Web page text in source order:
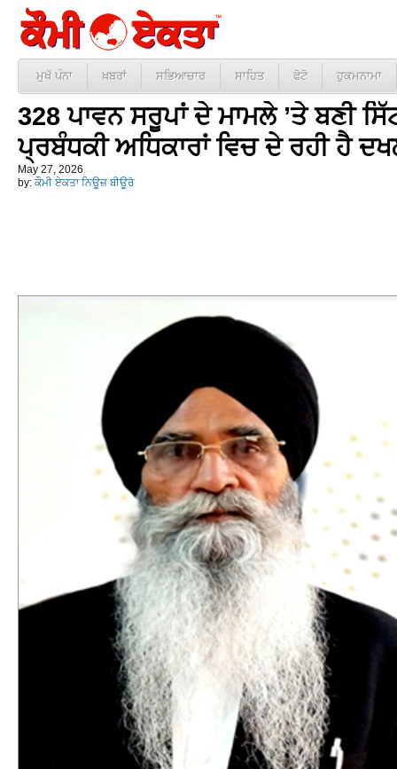
ਮੁਖੱ ਪੰਨਾ ਖ਼ਬਰਾਂ ਸਭਿਆਚਾਰ ਸਾਹਿਤ ਫੋਟੋ ਹੁਕਮਨਾਮਾ
328 ਪਾਵਨ ਸਰੂਪਾਂ ਦੇ ਮਾਮਲੇ ’ਤੇ ਬਣੀ
ਪ੍ਰਬੰਧਕੀ ਅਧਿਕਾਰਾਂ ਵਿਚ ਦੇ ਰਹੀ ਹੈ
May 27, 2026
by: ਕੌਮੀ ਏਕਤਾ ਨਿਊਜ਼ ਬੀਊਰੋ